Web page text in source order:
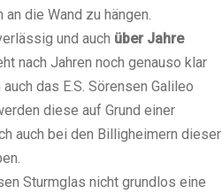
die Wand zu hängen.
und auch über Jahre
nach Jahren noch genauso klar
das E.S. Sörensen Galileo
diese auf Grund einer
auch bei den Billigheimern dieser
Sturmglas nicht grundlos eine